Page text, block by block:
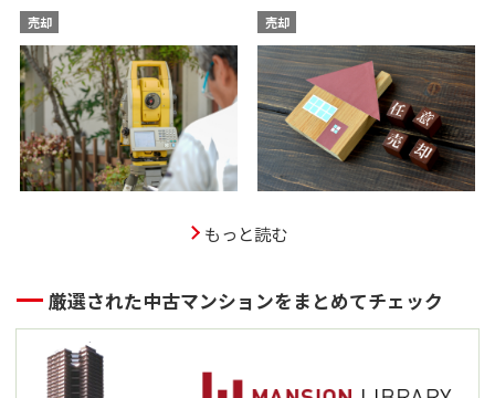
建士が解説
売却
後の残債についても解説
売却
もっと読む
厳選された中古マンションをまとめてチェック